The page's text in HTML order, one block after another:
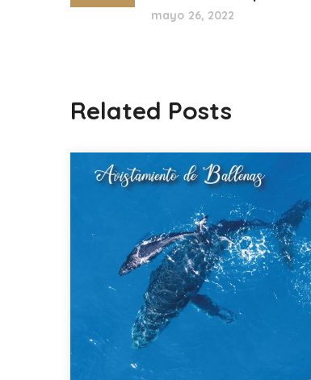
mayo 26, 2022
Related Posts